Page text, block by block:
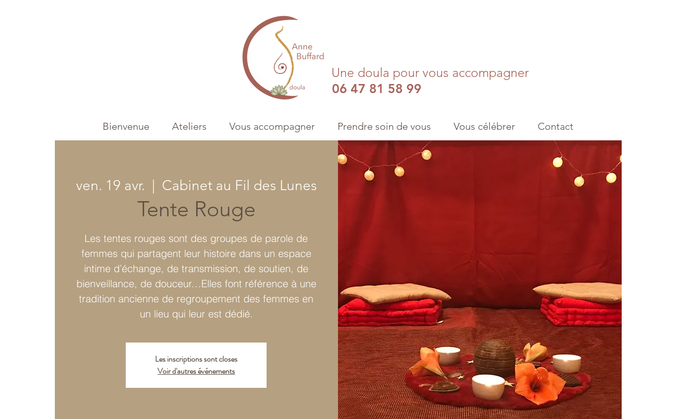
Une doula pour vous accompagner
06 47 81 58 99
Bienvenue Ateliers Vous accompagner Prendre soin de vous Vous célébrer Contact
ven. 19 avr.
  |
Cabinet au Fil des Lunes
Tente Rouge
Les tentes rouges sont des groupes de parole de
femmes qui partagent leur histoire dans un espace
intime d’échange, de transmission, de soutien, de
bienveillance, de douceur…Elles font référence à une
tradition ancienne de regroupement des femmes en
un lieu qui leur est dédié.
Les inscriptions sont closes
Voir d'autres événements